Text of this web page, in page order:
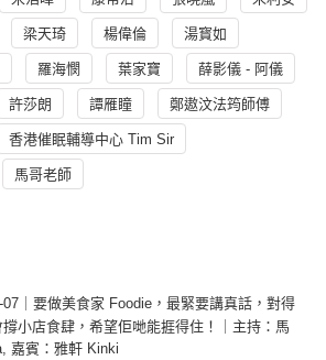
梁天琦 楊偉倫 湯寳如
羅海憫 葉家寶 薛影儀 - 阿儀
許莎朗 譚雁瞳 鄭遨汶法筠師傅
香港催眠輔導中心 Tim Sir
馬哥老師
07｜要做美食家 Foodie，最緊要講真話，對得
小店食肆，希望佢哋能捱得住！｜主持：馬
嘉賓：雅軒 Kinki